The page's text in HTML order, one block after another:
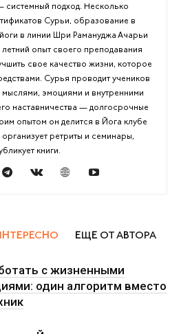
подход. Несколько
Сурьи, образование в
в линии Шри Рамануджа Ачарьи
опыт своего преподавания
свое качество жизни, которое
Сурья проводит учеников
мыслями, эмоциями и внутренними
наставничества — долгосрочные
опытом он делится в Йога клубе
организует ретриты и семинары,
книги.
ЕЩЕ ОТ АВТОРА
с жизненными
один алгоритм вместо